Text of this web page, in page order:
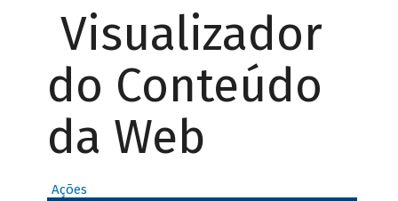
Visualizador
do Conteúdo
da Web
Ações